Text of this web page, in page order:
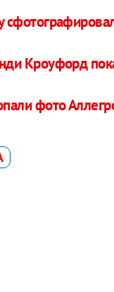
Кроуфорд
фото